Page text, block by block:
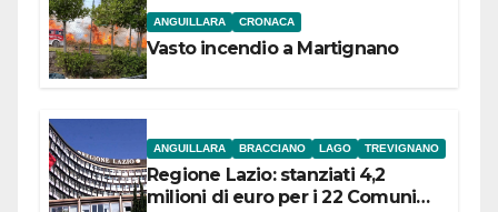
ANGUILLARA CRONACA
Vasto incendio a Martignano
ANGUILLARA BRACCIANO LAGO TREVIGNANO
Regione Lazio: stanziati 4,2
milioni di euro per i 22 Comuni